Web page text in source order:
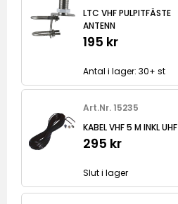
LTC VHF PULPITFÄSTE
ANTENN
195 kr
Antal i lager: 30+ st
Art.Nr. 15235
KABEL VHF 5 M INKL UHF
295 kr
Slut i lager